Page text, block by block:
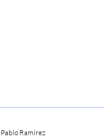
Pablo Ramírez